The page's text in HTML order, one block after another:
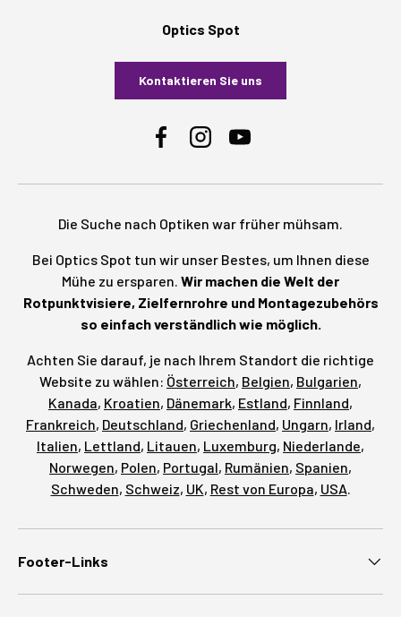
Optics Spot
Kontaktieren Sie uns
FacebookInstagramYouTube
Die Suche nach Optiken war früher mühsam.
Bei Optics Spot tun wir unser Bestes, um Ihnen diese
Mühe zu ersparen. Wir machen die Welt der
Rotpunktvisiere, Zielfernrohre und Montagezubehörs
so einfach verständlich wie möglich.
Achten Sie darauf, je nach Ihrem Standort die richtige
Website zu wählen: Österreich, Belgien, Bulgarien,
Kanada, Kroatien, Dänemark, Estland, Finnland,
Frankreich, Deutschland, Griechenland, Ungarn, Irland,
Italien, Lettland, Litauen, Luxemburg, Niederlande,
Norwegen, Polen, Portugal, Rumänien, Spanien,
Schweden, Schweiz, UK, Rest von Europa, USA
Footer-Links